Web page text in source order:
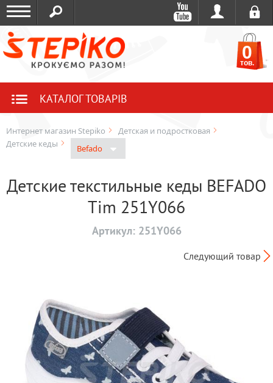
0
тов.
КАТАЛОГ ТОВАРІВ
Интернет магазин Stepiko
Детская и подростковая
Детские кеды
Befado
Детские текстильные кеды BEFADO
Tim 251Y066
Артикул: 251Y066
Следующий товар